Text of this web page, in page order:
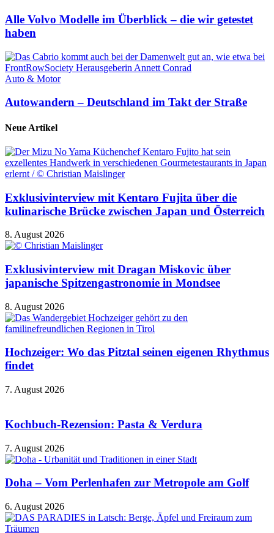
Alle Volvo Modelle im Überblick – die wir getestet
haben
Auto & Motor
Autowandern – Deutschland im Takt der Straße
Neue Artikel
Exklusivinterview mit Kentaro Fujita über die
kulinarische Brücke zwischen Japan und Österreich
8. August 2026
Exklusivinterview mit Dragan Miskovic über
japanische Spitzengastronomie in Mondsee
8. August 2026
Hochzeiger: Wo das Pitztal seinen eigenen Rhythmus
findet
7. August 2026
Kochbuch-Rezension: Pasta & Verdura
7. August 2026
Doha – Vom Perlenhafen zur Metropole am Golf
6. August 2026